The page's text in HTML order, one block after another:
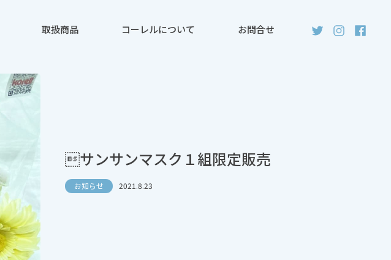
取扱商品 コーレルについて お問合せ
サンサンマスク１組限定販売
お知らせ 2021.8.23